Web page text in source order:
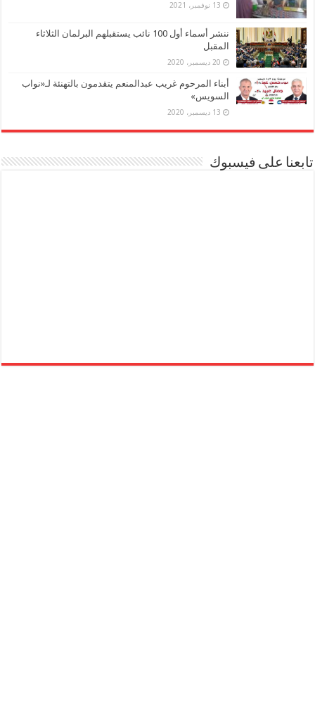
13 نوفمبر، 2021
ننشر أسماء أول 100 نائب يستقبلهم البرلمان الثلاثاء
المقبل
20 ديسمبر، 2020
أبناء المرحوم غريب عبدالمنعم يتقدمون بالتهنئة لـ«نواب
السويس»
13 ديسمبر، 2020
تابعنا على فيسبوك